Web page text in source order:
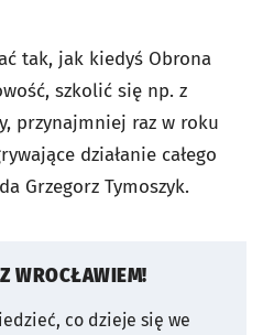
tak, jak kiedyś Obrona
szkolić się np. z
przynajmniej raz w roku
działanie całego
Grzegorz Tymoszyk.
WROCŁAWIEM!
co dzieje się we